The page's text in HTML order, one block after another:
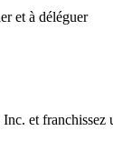
et à déléguer
et franchissez